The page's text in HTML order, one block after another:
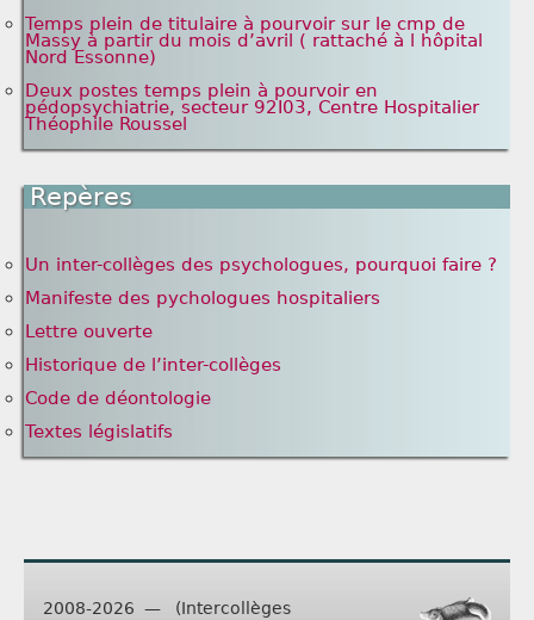
Temps plein de titulaire à pourvoir sur le cmp de
Massy à partir du mois d’avril ( rattaché à l hôpital
Nord Essonne)
Deux postes temps plein à pourvoir en
pédopsychiatrie, secteur 92I03, Centre Hospitalier
Théophile Roussel
Repères
Un inter-collèges des psychologues, pourquoi faire ?
Manifeste des pychologues hospitaliers
Lettre ouverte
Historique de l’inter-collèges
Code de déontologie
Textes législatifs
2008-2026 — (Intercollèges